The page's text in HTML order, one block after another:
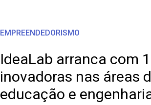
EMPREENDEDORISMO
IdeaLab arranca com
inovadoras nas áreas
educação e